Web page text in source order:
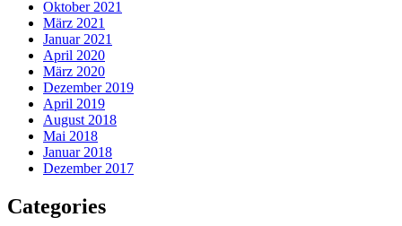
Oktober 2021
März 2021
Januar 2021
April 2020
März 2020
Dezember 2019
April 2019
August 2018
Mai 2018
Januar 2018
Dezember 2017
Categories